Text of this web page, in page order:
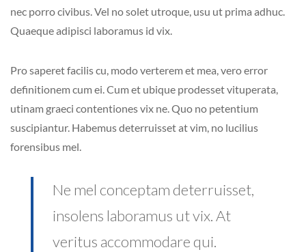
nec porro civibus. Vel no solet utroque, usu ut prima adhuc.
Quaeque adipisci laboramus id vix.
Pro saperet facilis cu, modo verterem et mea, vero error
definitionem cum ei. Cum et ubique prodesset vituperata,
utinam graeci contentiones vix ne. Quo no petentium
suscipiantur. Habemus deterruisset at vim, no lucilius
forensibus mel.
Ne mel conceptam deterruisset,
insolens laboramus ut vix. At
veritus accommodare qui.